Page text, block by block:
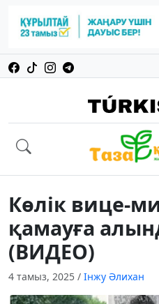
Көлік вице-
қамауға
(ВИДЕО)
4 тамыз, 2025 / Інжу Әлихан